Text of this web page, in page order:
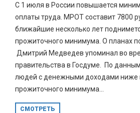
С 1 июля в России повышается
оплаты труда. МРОТ составит 7800
ближайшие несколько лет
прожиточного минимума. О планах
Дмитрий Медведев упоминал во
правительства в Госдуме. По
людей с денежными доходами ниже
прожиточного минимума...
СМОТРЕТЬ